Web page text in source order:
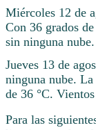
Miércoles 12 de
Con 36 grados
sin ninguna nube.
Jueves 13 de
ninguna nube.
de 36 °C.
Para las